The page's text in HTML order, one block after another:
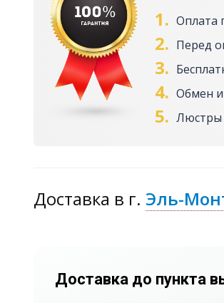
1. Оплата
2. Перед
3.
4. Обмен и
5. Люстры
Доставка в г. Эль-
Доставка до пункта